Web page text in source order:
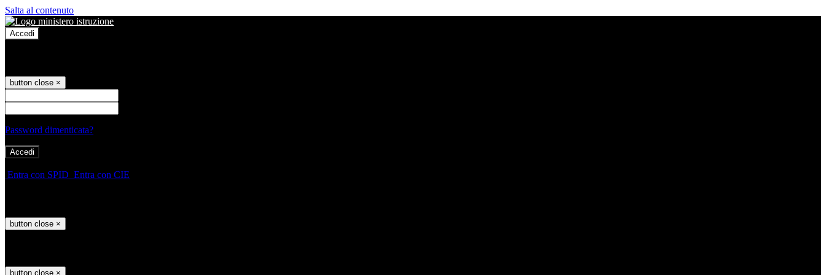
Salta al contenuto
Accedi
button close ×
Password dimenticata?
Entra con SPID Entra con CIE
button close ×
button close ×